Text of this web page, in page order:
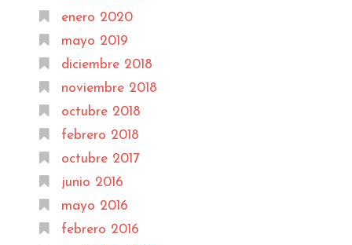
enero 2020
mayo 2019
diciembre 2018
noviembre 2018
octubre 2018
febrero 2018
octubre 2017
junio 2016
mayo 2016
febrero 2016